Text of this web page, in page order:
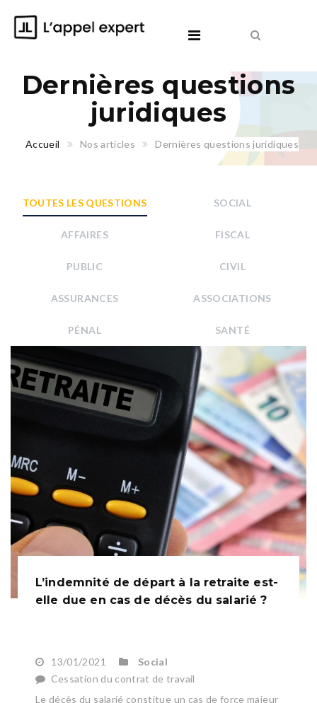
Dernières questions
juridiques
Accueil Nos articles Dernières questions juridiques
TOUTES LES QUESTIONS SOCIAL
AFFAIRES FISCAL
PUBLIC CIVIL
ASSURANCES ASSOCIATIONS
PÉNAL SANTÉ
L’indemnité de départ à la retraite est-
elle due en cas de décès du salarié ?
13/01/2021
Social
Cessation du contrat de travail
Le décès du salarié constitue un cas de force majeur